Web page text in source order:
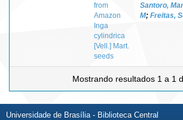
from
Amazon
Inga
cylindrica
[Vell.] Mart.
seeds
Santoro,
M; Freitas,
Mostrando resultados 1 a 1
Universidade de Brasília - Biblioteca Central